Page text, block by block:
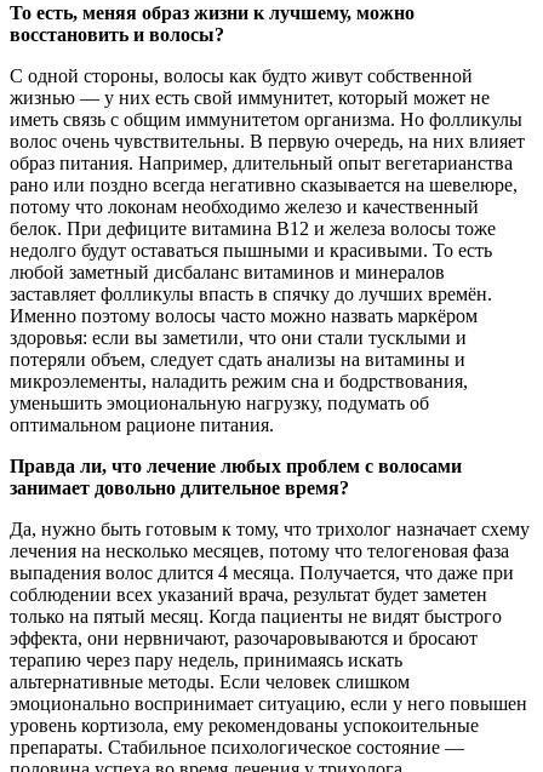
То есть, меняя образ жизни к лучшему, можно
восстановить и волосы?
С одной стороны, волосы как будто живут собственной
жизнью — у них есть свой иммунитет, который может не
иметь связь с общим иммунитетом организма. Но фолликулы
волос очень чувствительны. В первую очередь, на них влияет
образ питания. Например, длительный опыт вегетарианства
рано или поздно всегда негативно сказывается на шевелюре,
потому что локонам необходимо железо и качественный
белок. При дефиците витамина B12 и железа волосы тоже
недолго будут оставаться пышными и красивыми. То есть
любой заметный дисбаланс витаминов и минералов
заставляет фолликулы впасть в спячку до лучших времён.
Именно поэтому волосы часто можно назвать маркёром
здоровья: если вы заметили, что они стали тусклыми и
потеряли объем, следует сдать анализы на витамины и
микроэлементы, наладить режим сна и бодрствования,
уменьшить эмоциональную нагрузку, подумать об
оптимальном рационе питания.
Правда ли, что лечение любых проблем с волосами
занимает довольно длительное время?
Да, нужно быть готовым к тому, что трихолог назначает схему
лечения на несколько месяцев, потому что телогеновая фаза
выпадения волос длится 4 месяца. Получается, что даже при
соблюдении всех указаний врача, результат будет заметен
только на пятый месяц. Когда пациенты не видят быстрого
эффекта, они нервничают, разочаровываются и бросают
терапию через пару недель, принимаясь искать
альтернативные методы. Если человек слишком
эмоционально воспринимает ситуацию, если у него повышен
уровень кортизола, ему рекомендованы успокоительные
препараты. Стабильное психологическое состояние —